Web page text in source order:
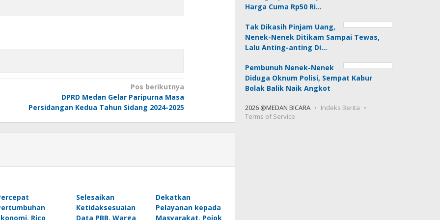
Pos berikutnya
DPRD Medan Gelar Paripurna Masa
Persidangan Kedua Tahun Sidang 2024-2025
Rico
Selesaikan
Ketidaksesuaian
Data PBB, Warga
Dekatkan
Pelayanan kepada
Masyarakat, Pojok
Harga Cuma Rp50 Ri…
Tak Dikasih Pinjam Uang,
Nenek-Nenek Ditikam Sampai Tewas,
Lalu Anting-anting Di…
Pembunuh Nenek-Nenek
Diduga Oknum Polisi, Sempat Kabur
Bolak Balik Naik Angkot
2026 @MEDAN BICARA
Indeks Berita
Terms of Service